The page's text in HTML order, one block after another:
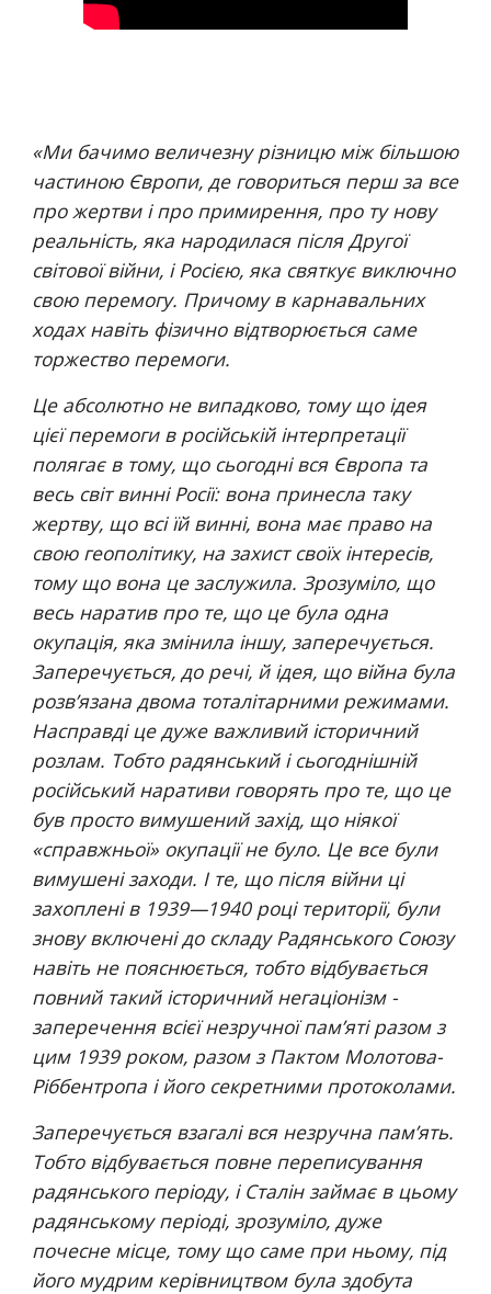
«Ми бачимо величезну різницю між більшою
частиною Європи, де говориться перш за все
про жертви і про примирення, про ту нову
реальність, яка народилася після Другої
світової війни, і Росією, яка святкує виключно
свою перемогу. Причому в карнавальних
ходах навіть фізично відтворюється саме
торжество перемоги.
Це абсолютно не випадково, тому що ідея
цієї перемоги в російській інтерпретації
полягає в тому, що сьогодні вся Європа та
весь світ винні Росії: вона принесла таку
жертву, що всі їй винні, вона має право на
свою геополітику, на захист своїх інтересів,
тому що вона це заслужила. Зрозуміло, що
весь наратив про те, що це була одна
окупація, яка змінила іншу, заперечується.
Заперечується, до речі, й ідея, що війна була
розв’язана двома тоталітарними режимами.
Насправді це дуже важливий історичний
розлам. Тобто радянський і сьогоднішній
російський наративи говорять про те, що це
був просто вимушений захід, що ніякої
«справжньої» окупації не було. Це все були
вимушені заходи. І те, що після війни ці
захоплені в 1939—1940 році території, були
знову включені до складу Радянського Союзу
навіть не пояснюється, тобто відбувається
повний такий історичний негаціонізм -
заперечення всієї незручної пам’яті разом з
цим 1939 роком, разом з Пактом Молотова-
Заперечується взагалі вся незручна пам’ять.
Тобто відбувається повне переписування
радянського періоду, і Сталін займає в цьому
радянському періоді, зрозуміло, дуже
почесне місце, тому що саме при ньому, під
його мудрим керівництвом була здобута